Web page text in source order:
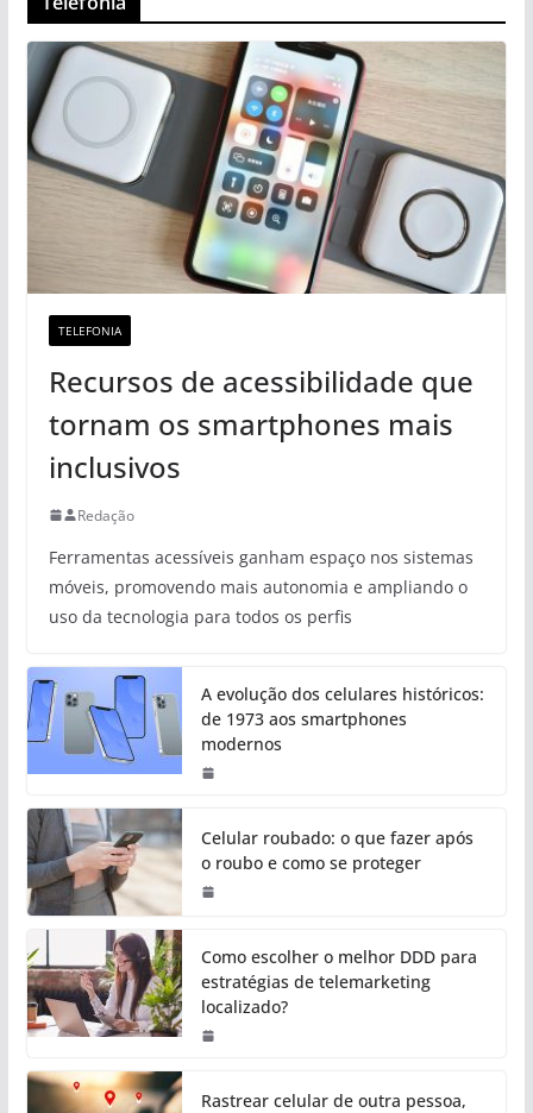
TELEFONIA
Recursos de acessibilidade que
tornam os smartphones mais
inclusivos
Redação
Ferramentas acessíveis ganham espaço nos sistemas
móveis, promovendo mais autonomia e ampliando o
uso da tecnologia para todos os perfis
A evolução dos celulares históricos:
de 1973 aos smartphones
modernos
Celular roubado: o que fazer após
o roubo e como se proteger
Como escolher o melhor DDD para
estratégias de telemarketing
localizado?
Rastrear celular de outra pessoa,